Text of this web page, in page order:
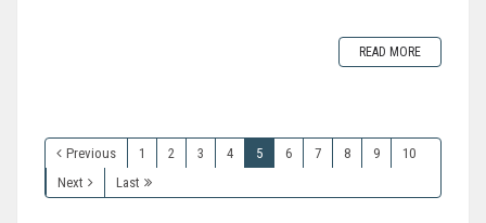
READ MORE
Previous 1 2 3 4 5 6 7 8 9
10
Next
Last